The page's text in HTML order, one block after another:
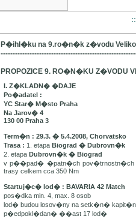
P�ihl�ku na 9.ro�n�k z�vodu
PROPOZICE 9. RO�N�KU Z�VODU
I. Z�KLADN� �DAJE
Po�adatel :
YC Star� M�sto Praha
Na Jarov� 4
130 00 Praha 3
Term�n : 29.3. � 5.4.2008, Chorvatsko
Trasa : 1. etapa Biograd � Dubrovn�k
2. etapa Dubrovn�k � Biograd
v p��pad� �patn�ch pov�trnostn�ch
trasy celkem cca 350 Nm
Startuj�c� lod� : BAVARIA 42 Match
pos�dka min. 4, max. 8 osob
lod� budou losov�ny na setk�n�
p�edpokl�dan� ��ast 17 lod�